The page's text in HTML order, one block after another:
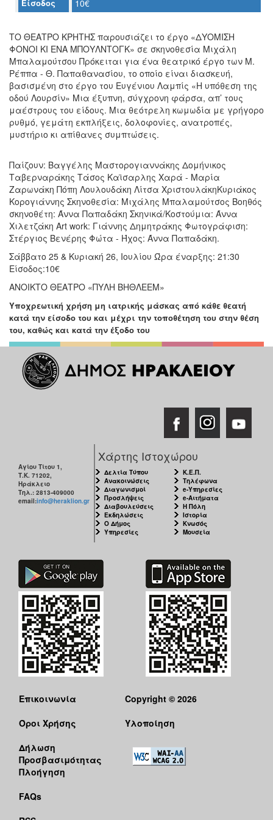
ΤΟΠΟΣ
ΜΑΣ
ΔΗΜΟΣ
ΠΟΛΙΤΙΣΜΟΣ
ΑΝΘΕΚΤΙΚΗ
ΠΟΛΗ
Είσοδος 10€
ΤΟ ΘΕΑΤΡΟ ΚΡΗΤΗΣ παρουσιάζει το έργο «ΔΥΟΜΙΣΗ
ΦΟΝΟΙ ΚΙ ΕΝΑ ΜΠΟΥΛΝΤΟΓΚ» σε σκηνοθεσία Μιχάλη
Μπαλαμούτσου Πρόκειται για ένα θεατρικό έργο των Μ.
Ρέππα - Θ. Παπαθανασίου, το οποίο είναι διασκευή,
βασισμένη στο έργο του Ευγένιου Λαμπίς «Η υπόθεση της
οδού Λουρσίν» Μια έξυπνη, σύγχρονη φάρσα, απ’ τους
μαέστρους του είδους. Μια θεότρελη κωμωδία με γρήγορο
ρυθμό, γεμάτη εκπλήξεις, δολοφονίες, ανατροπές,
μυστήριο κι απίθανες συμπτώσεις.
Παίζουν: Βαγγέλης Μαστορογιαννάκης Δομήνικος
Ταβερναράκης Τάσος Καϊσαρλης Χαρά - Μαρία
Ζαρωνάκη Πόπη Λουλουδάκη Λίτσα ΧριστουλάκηΚυριάκος
Κορογιάννης Σκηνοθεσία: Μιχάλης Μπαλαμούτσος Βοηθός
σκηνοθέτη: Άννα Παπαδάκη Σκηνικά/Κοστούμια: Άννα
Χιλετζάκη Art work: Γιάννης Δημητράκης Φωτογράφιση:
Στέργιος Βενέρης Φώτα - Ήχος: Άννα Παπαδάκη.
Σάββατο 25 & Κυριακή 26, Ιουλίου Ώρα έναρξης: 21:30
Είσοδος:10€
ΑΝΟΙΚΤΟ ΘΕΑΤΡΟ «ΠΥΛΗ ΒΗΘΛΕΕΜ»
Υποχρεωτική χρήση μη ιατρικής μάσκας από κάθε θεατή
κατά την είσοδο του και μέχρι την τοποθέτηση του στην θέση
του, καθώς και κατά την έξοδο του
Αγίου Τίτου 1,
Τ.Κ. 71202,
Ηράκλειο
Τηλ.: 2813-409000
email:info@heraklion.gr
Χάρτης Ιστοχώρου
Δελτία Τύπου
Ανακοινώσεις
Διαγωνισμοί
Προσλήψεις
Διαβουλεύσεις
Εκδηλώσεις
Ο Δήμος
Υπηρεσίες
Κ.Ε.Π.
Τηλέφωνα
e-Υπηρεσίες
e-Αιτήματα
Η Πόλη
Ιστορία
Κνωσός
Μουσεία
Επικοινωνία
Όροι Χρήσης
Δήλωση
Προσβασιμότητας
Πλοήγηση
FAQs
Copyright © 2026
Υλοποίηση